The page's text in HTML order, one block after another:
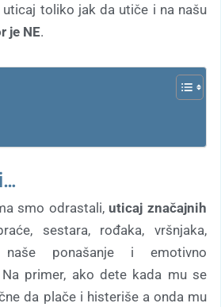
toliko jak da utiče i na našu
je NE.
smo odrastali, uticaj značajnih
sestara, rođaka, vršnjaka,
naše ponašanje i emotivno
primer, ako dete kada mu se
da plače i histeriše a onda mu